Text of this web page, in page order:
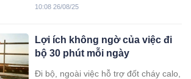
10:08 26/08/25
Lợi ích không ngờ của việc đi
bộ 30 phút mỗi ngày
Đi bộ, ngoài việc hỗ trợ đốt cháy calo,